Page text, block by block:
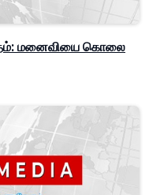
மனைவியை கொலை